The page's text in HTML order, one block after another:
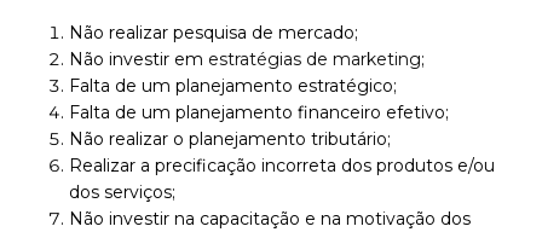
Não realizar pesquisa de mercado;
Não investir em estratégias de marketing;
Falta de um planejamento estratégico;
Falta de um planejamento financeiro efetivo;
Não realizar o planejamento tributário;
Realizar a precificação incorreta dos produtos e/ou
dos serviços;
Não investir na capacitação e na motivação dos